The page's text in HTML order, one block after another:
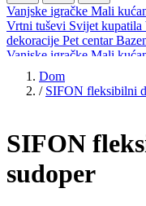
Vanjske igračke Mali
Vrtni tuševi Svijet kupatila
dekoracije Pet centar
Vanjske igračke Mali
Vrtni tuševi
dekoracijePet centar
Dom
/ SIFON fleksibilni
SIFON
sudoper